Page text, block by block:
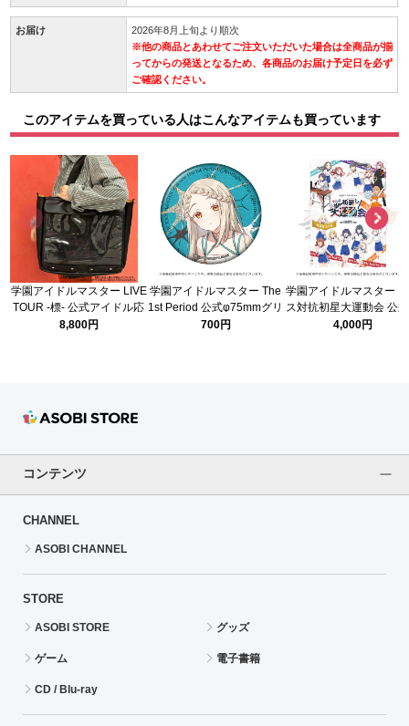
お届け
2026年8月上旬より順次
※他の商品とあわせてご注文いただいた場合は全商品が揃
ってからの発送となるため、各商品のお届け予定日を必ず
ご確認ください。
このアイテムを買っている人はこんなアイテムも買っています
学園アイドルマスター LIVE
TOUR -標- 公式アイドル応
援3wayトートバッグ
8,800円
学園アイドルマスター The
1st Period 公式φ75mmグリ
ッター缶バッジ【篠澤 広】
700円
学園アイドルマスター
ス対抗初星大運動会 公
ンフレット
4,000円
コンテンツ
CHANNEL
ASOBI CHANNEL
STORE
ASOBI STORE グッズ
ゲーム 電子書籍
CD / Blu-ray